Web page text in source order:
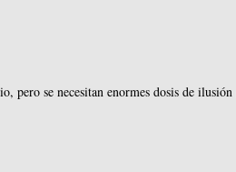
pero se necesitan enormes dosis de